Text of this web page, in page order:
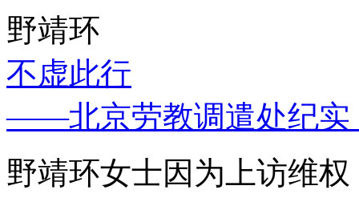
野靖环
不虚此行
——北京劳教调遣处纪实
野靖环女士因为上访维